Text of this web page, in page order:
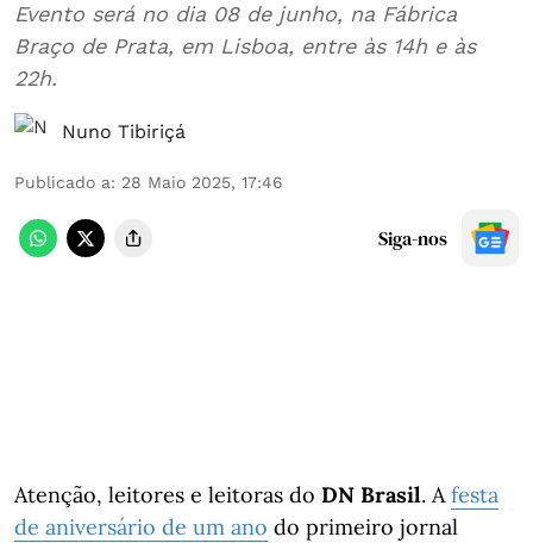
Evento será no dia 08 de junho, na Fábrica
Braço de Prata, em Lisboa, entre às 14h e às
22h.
Nuno Tibiriçá
Publicado a: 28 Maio 2025, 17:46
Siga-nos
Atenção, leitores e leitoras do DN Brasil. Afesta
de aniversário de um ano do primeiro jornal